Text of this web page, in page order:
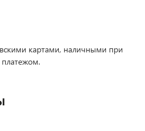
картами, наличными при